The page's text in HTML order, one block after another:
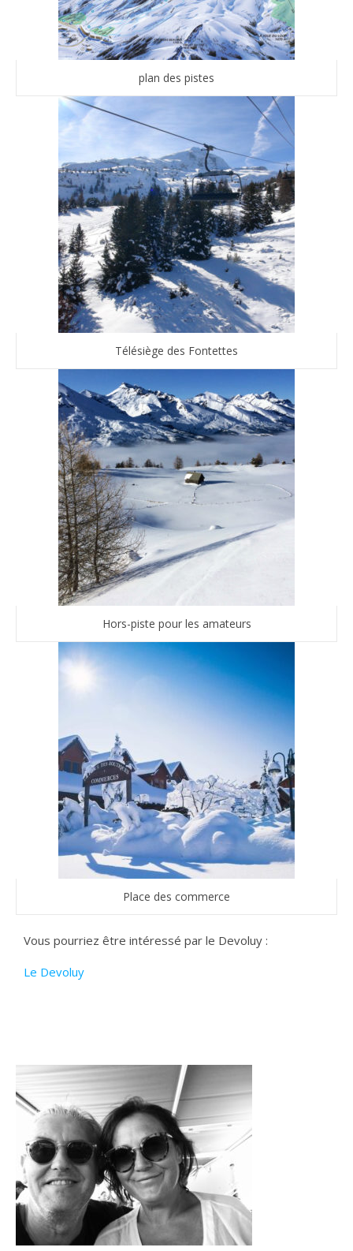
plan des pistes
Télésiège des Fontettes
Hors-piste pour les amateurs
Place des commerce
Vous pourriez être intéressé par le Devoluy :
Le Devoluy